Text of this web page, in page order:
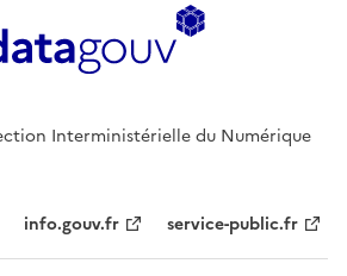
Interministérielle du Numérique
info.gouv.fr service-public.fr